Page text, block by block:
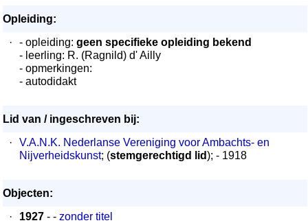
Opleiding:
·
- opleiding: geen specifieke opleiding bekend
- leerling: R. (Ragnild) d' Ailly
- opmerkingen:
- autodidakt
Lid van / ingeschreven bij:
·
V.A.N.K. Nederlanse Vereniging voor Ambachts- en
Nijverheidskunst; (stemgerechtigd lid); - 1918
Objecten:
·
1927 - - zonder titel